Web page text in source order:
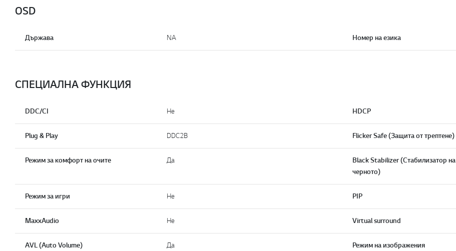
OSD
Държава NA Номер на езика
СПЕЦИАЛНА ФУНКЦИЯ
DDC/CI He HDCP
Plug & Play DDC2B Flicker Safe (Защита от трептене)
Режим за комфорт на очите Да
Black Stabilizer (Стабилизатор на
черното)
Режим за игри He PIP
MaxxAudio He Virtual surround
AVL (Auto Volume) Да Режим на изображения